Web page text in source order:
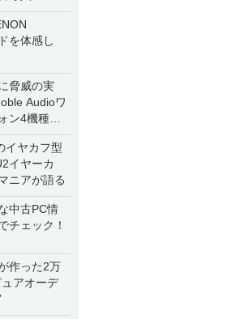
を体感し
脅威の実
Audioワ
ン4機種を
イヤカフ型
イヤーカ
ニアが語る
中古PC情
チェック！
作った2万
アオーデ